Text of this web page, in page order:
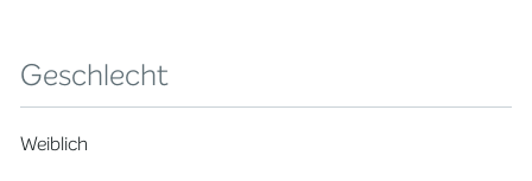
Geschlecht
Weiblich